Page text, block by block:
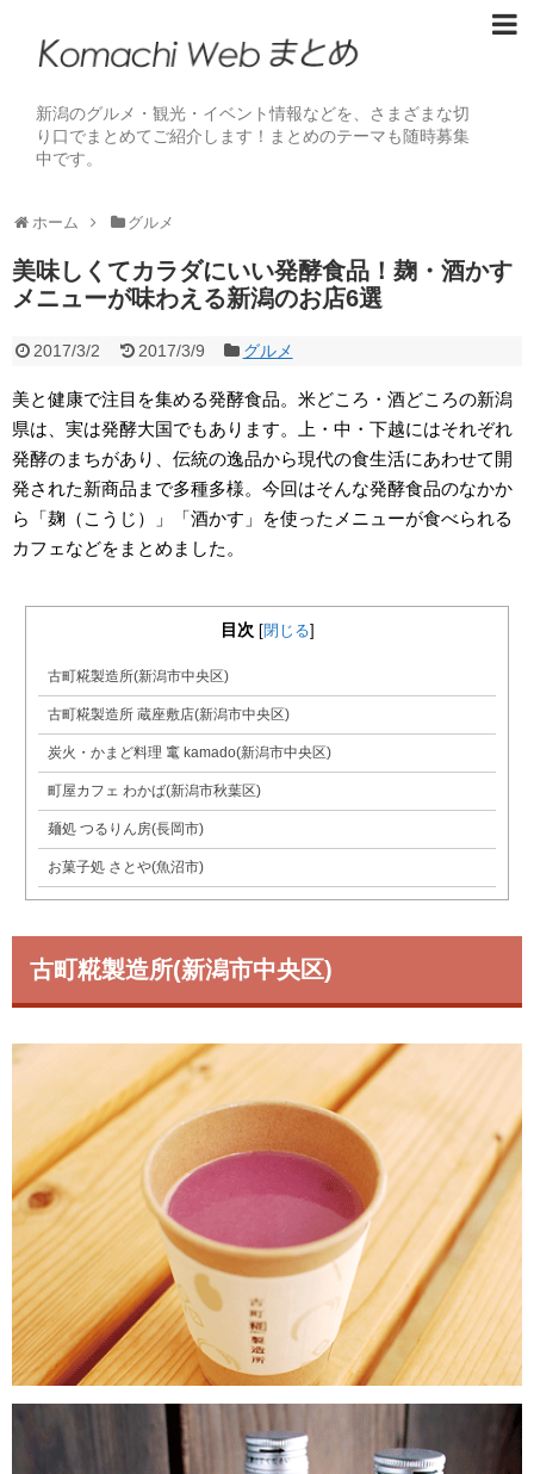
新潟のグルメ・観光・イベント情報などを、さまざまな切
り口でまとめてご紹介します！まとめのテーマも随時募集
中です。
ホーム グルメ
美味しくてカラダにいい発酵食品！麹・酒かす
メニューが味わえる新潟のお店6選
2017/3/2 2017/3/9 グルメ
美と健康で注目を集める発酵食品。米どころ・酒どころの新潟
県は、実は発酵大国でもあります。上・中・下越にはそれぞれ
発酵のまちがあり、伝統の逸品から現代の食生活にあわせて開
発された新商品まで多種多様。今回はそんな発酵食品のなかか
ら「麹（こうじ）」「酒かす」を使ったメニューが食べられる
カフェなどをまとめました。
目次 [閉じる]
古町糀製造所(新潟市中央区)
古町糀製造所 蔵座敷店(新潟市中央区)
炭火・かまど料理 竃 kamado(新潟市中央区)
町屋カフェ わかば(新潟市秋葉区)
麺処 つるりん房(長岡市)
お菓子処 さとや(魚沼市)
古町糀製造所(新潟市中央区)